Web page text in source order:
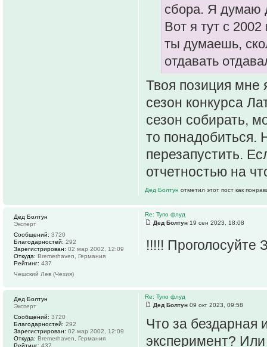
сбора. Я думаю
Вот я тут с 2002
ты думаешь,
отдавать
Твоя позиция мне
сезон конкурса
сезон собирать,
то
перезапустить.
отчетностью на
Дед Болтун отметил этот пост как
Re: Тупо флуд
Дед Болтун 19 сен 2023, 18:08
!!!!!
Дед Болтун
Эксперт
Сообщений: 3720
Благодарностей: 292
Зарегистрирован: 02 мар 2002, 12:09
Откуда: Bremerhaven, Германия
Рейтинг: 437
Чешский Лев (Чехия)
Re: Тупо флуд
Дед Болтун 09 окт 2023, 09:58
Что за бездарная
эксперимент?
Дед Болтун
Эксперт
Сообщений: 3720
Благодарностей: 292
Зарегистрирован: 02 мар 2002, 12:09
Откуда: Bremerhaven, Германия
Рейтинг: 437